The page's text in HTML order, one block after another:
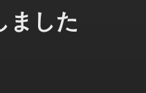
ました